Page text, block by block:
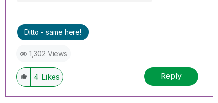
Ditto - same here!
1,302 Views
4 Likes Reply